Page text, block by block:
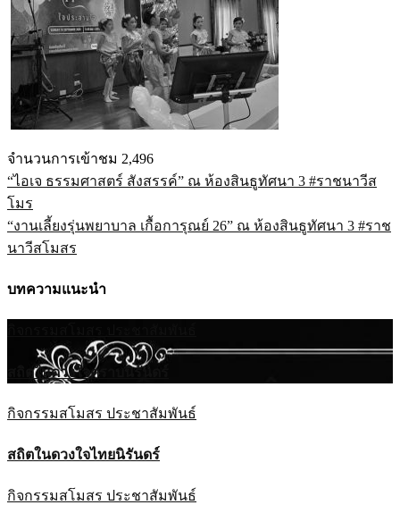
จำนวนการเข้าชม 2,496
แนะแนว
เรื่อง
“ไอเจ ธรรมศาสตร์ สังสรรค์” ณ ห้องสินธูทัศนา 3 #ราชนาวีส
โมร
“งานเลี้ยงรุ่นพยาบาล เกื้อการุณย์ 26” ณ ห้องสินธูทัศนา 3 #ราช
นาวีสโมสร
บทความแนะนำ
สถิตในดวงใจตราบนิรันดร์
กิจกรรมสโมสร ประชาสัมพันธ์
สถิตในดวงใจไทยนิรันดร์
กิจกรรมสโมสร ประชาสัมพันธ์